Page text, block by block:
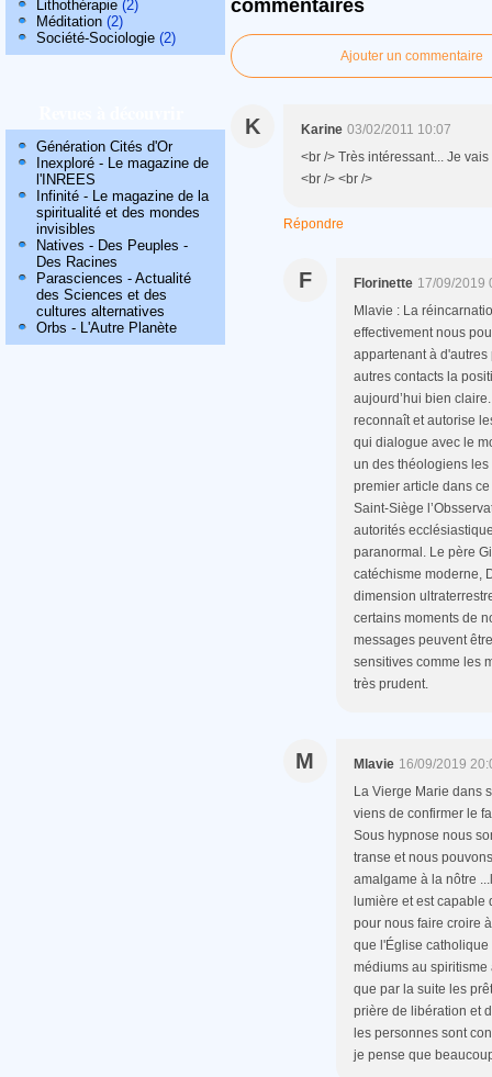
Lithothérapie (2)
Méditation (2)
Société-Sociologie (2)
Génération Cités d'Or
Inexploré - Le magazine de
l'INREES
Infinité - Le magazine de la
spiritualité et des mondes
invisibles
Natives - Des Peuples -
Des Racines
Parasciences - Actualité
des Sciences et des
cultures alternatives
Orbs - L'Autre Planète
commentaires
Ajouter un commentaire
K Karine 03/02/2011 10:07
<br /> Très intéressant... Je
<br /> <br />
Répondre
F Florinette 17/09/2019
Mlavie : La
effectivement nous
appartenant à
autres contacts la
aujourd’hui bien
reconnaît et autorise
qui dialogue avec le
un des théologiens
premier article dans
Saint-Siège
autorités
paranormal. Le père
catéchisme moderne,
dimension
certains moments de
messages peuvent
sensitives comme les
très prudent.
M Mlavie 16/09/2019
La Vierge Marie dans
viens de confirmer le
Sous hypnose nous
transe et nous
amalgame à la nôtre
lumière et est
pour nous faire croire
que l'Église
médiums au spiritisme
que par la suite les
prière de libération et
les personnes sont
je pense que